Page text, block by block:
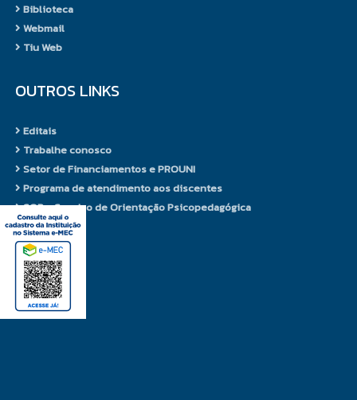
Biblioteca
Webmail
Tiu Web
OUTROS LINKS
Editais
Trabalhe conosco
Setor de Financiamentos e PROUNI
Programa de atendimento aos discentes
SOP - Serviço de Orientação Psicopedagógica